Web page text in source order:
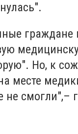
граждане
Но, к
месте
смогли",–